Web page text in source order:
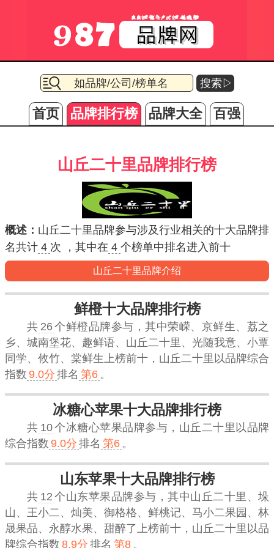
搜索▷
首页 品牌排行榜 品牌大全 百强
山丘二十里品牌排行榜
概述： 山丘二十里品牌参与涉及行业相关的十大品牌排
名共计 4 次 ，其中在 4 个榜单中排名进入前十
山丘二十里品牌介绍
鲜橙十大品牌排行榜
共 26个鲜橙品牌参与，其中荣嵘、京鲜生、荔之
乡、城南堡花、趣鲜语、山丘二十里、光随我意、小覃
同学、攸竹、棠鲜生上榜前十， 山丘二十里 以品牌综合
指数 9.0分 排名 第6 。
冰糖心苹果十大品牌排行榜
共 10个冰糖心苹果品牌参与， 山丘二十里 以品牌
综合指数 9.0分 排名 第6 。
山东苹果十大品牌排行榜
共 12 个山东苹果品牌参与，其中山丘二十里、垛
山、王小二、灿美、御格格、鲜桃记、马小二果园、林
晟果品、永醇水果、甜醉了上榜前十， 山丘二十里 以品
牌综合指数 8.9分 排名 第8 。